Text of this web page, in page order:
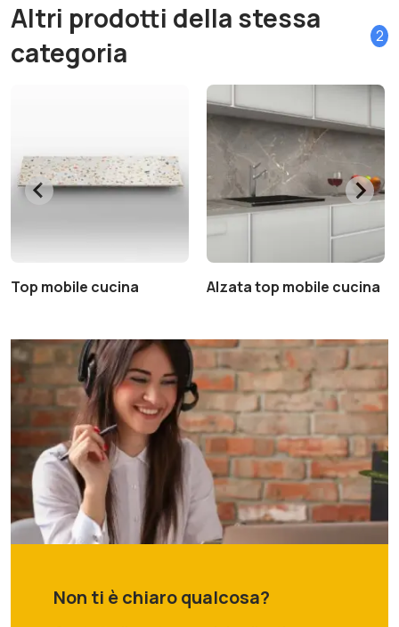
Altri prodotti della stessa
categoria
2
Top mobile cucina Alzata top mobile cucina
Non ti è chiaro qualcosa?